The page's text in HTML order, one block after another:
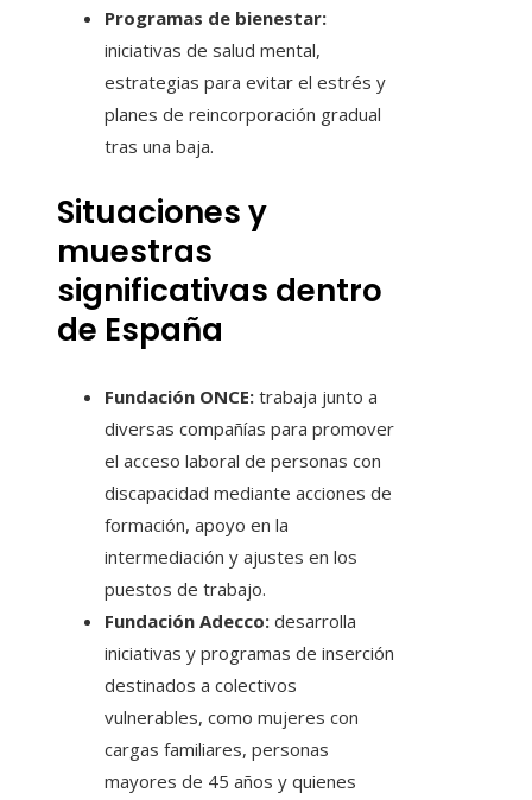
Programas de bienestar:
iniciativas de salud mental,
estrategias para evitar el estrés y
planes de reincorporación gradual
tras una baja.
Situaciones y
muestras
significativas dentro
de España
Fundación ONCE: trabaja junto a
diversas compañías para promover
el acceso laboral de personas con
discapacidad mediante acciones de
formación, apoyo en la
intermediación y ajustes en los
puestos de trabajo.
Fundación Adecco: desarrolla
iniciativas y programas de inserción
destinados a colectivos
vulnerables, como mujeres con
cargas familiares, personas
mayores de 45 años y quienes